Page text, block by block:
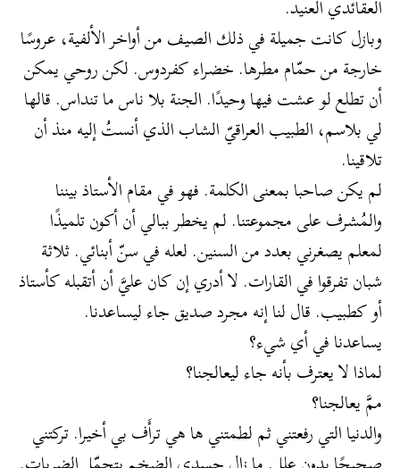
العقائدي العنيد.
وبازل كانت جميلة في ذلك الصيف من أواخر الألفية، عروسًا
خارجة من حمّام مطرها. خضراء كفردوس. لكن روحي يمكن
أن تطلع لو عشت فيها وحيدًا. الجنة بلا ناس ما تنداس. قالها
لي بلاسم، الطبيب العراقيّ الشاب الذي أنستُ إليه منذ أن
تلاقينا.
لم يكن صاحبا بمعنى الكلمة. فهو في مقام الأستاذ بيننا
والمُشرف على مجموعتنا. لم يخطر ببالي أن أكون تلميذًا
لمعلم يصغرني بعدد من السنين. لعله في سنّ أبنائي. ثلاثة
شبان تفرقوا في القارات. لا أدري إن كان عليَّ أن أتقبله كأستاذ
أو كطبيب. قال لنا إنه مجرد صديق جاء ليساعدنا.
يساعدنا في أي شيء؟
لماذا لا يعترف بأنه جاء ليعالجنا؟
ممَّ يعالجنا؟
والدنيا التي رفعتني ثم لطمتني ها هي ترأَف بي أخيرا. تركتني